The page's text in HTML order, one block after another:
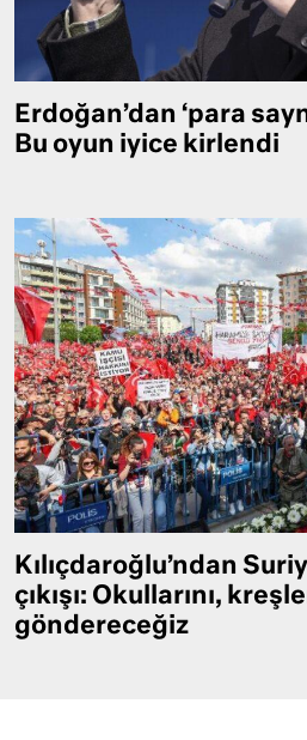
Erdoğan’dan ‘para
Bu oyun iyice kirlendi
Kılıçdaroğlu’ndan
çıkışı: Okullarını,
göndereceğiz